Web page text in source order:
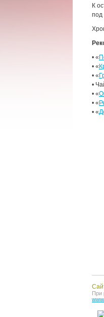
К
под
• «
• «
• «
•
• «
• «
• «
При